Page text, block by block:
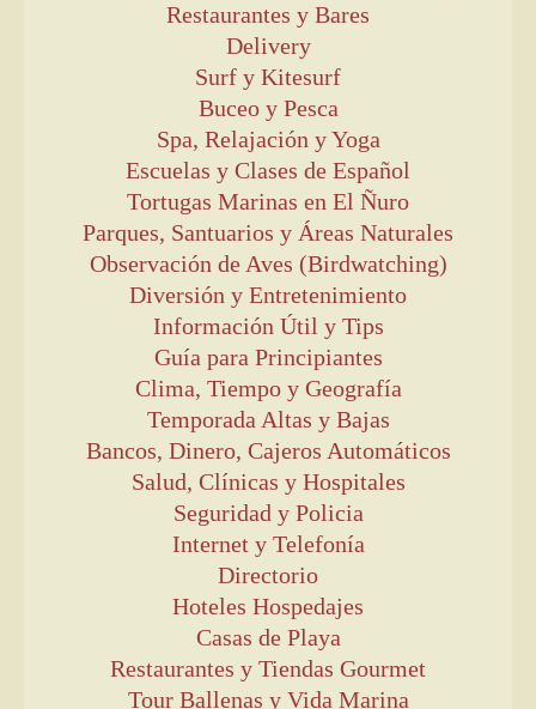
Restaurantes y Bares
Delivery
Surf y Kitesurf
Buceo y Pesca
Spa, Relajación y Yoga
Escuelas y Clases de Español
Tortugas Marinas en El Ñuro
Parques, Santuarios y Áreas Naturales
Observación de Aves (Birdwatching)
Diversión y Entretenimiento
Información Útil y Tips
Guía para Principiantes
Clima, Tiempo y Geografía
Temporada Altas y Bajas
Bancos, Dinero, Cajeros Automáticos
Salud, Clínicas y Hospitales
Seguridad y Policia
Internet y Telefonía
Directorio
Hoteles Hospedajes
Casas de Playa
Restaurantes y Tiendas Gourmet
Tour Ballenas y Vida Marina